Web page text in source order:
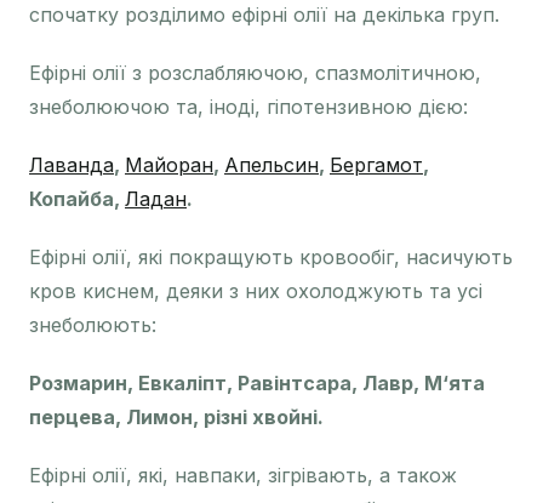
спочатку розділимо ефірні олії на декілька груп.
Ефірні олії з розслабляючою, спазмолітичною,
знеболюючою та, іноді, гіпотензивною дією:
Лаванда, Майоран, Апельсин, Бергамот,
Копайба, Ладан.
Ефірні олії, які покращують кровообіг, насичують
кров киснем, деяки з них охолоджують та усі
знеболюють:
Розмарин, Евкаліпт, Равінтсара, Лавр, М‘ята
перцева, Лимон, різні хвойні.
Ефірні олії, які, навпаки, зігрівають, а також